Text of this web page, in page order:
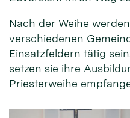
Nach der Weihe
verschiedenen
Einsatzfeldern tätig
setzen sie ihre
Priesterweihe